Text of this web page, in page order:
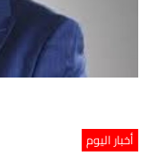
أخبار اليوم